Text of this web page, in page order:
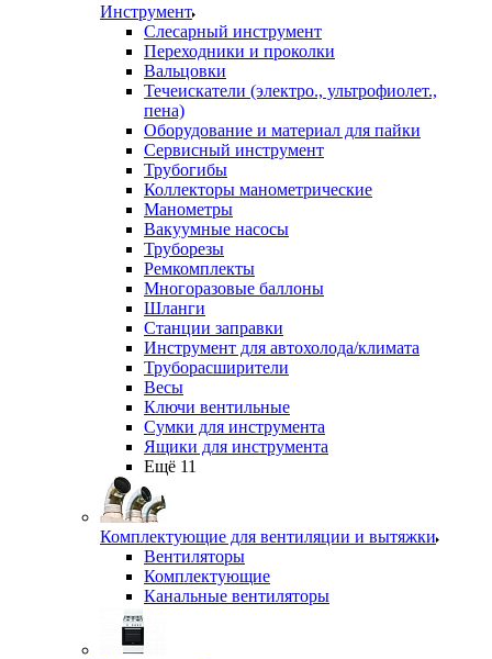
Инструмент
Слесарный инструмент
Переходники и проколки
Вальцовки
Течеискатели (электро., ультрофиолет.,
пена)
Оборудование и материал для пайки
Сервисный инструмент
Трубогибы
Коллекторы манометрические
Манометры
Вакуумные насосы
Труборезы
Ремкомплекты
Многоразовые баллоны
Шланги
Станции заправки
Инструмент для автохолода/климата
Труборасширители
Весы
Ключи вентильные
Сумки для инструмента
Ящики для инструмента
Ещё 11
Комплектующие для вентиляции и вытяжки
Вентиляторы
Комплектующие
Канальные вентиляторы